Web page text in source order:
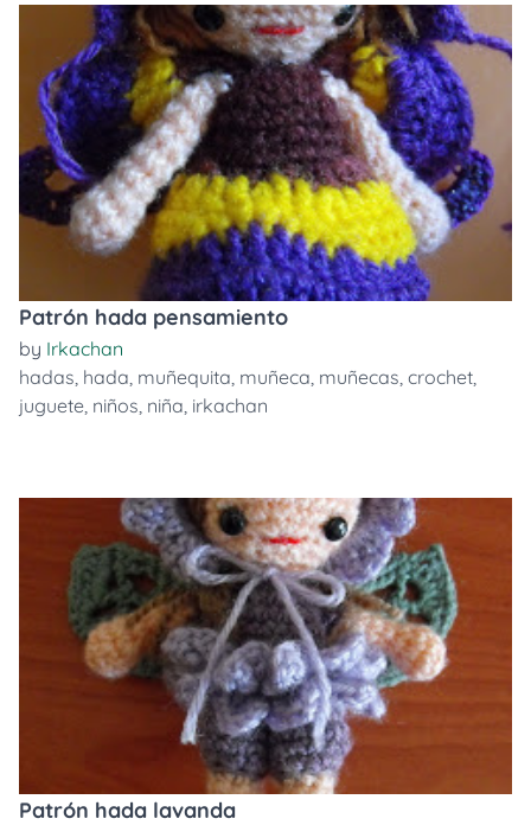
Patrón hada pensamiento
by Irkachan
hadas, hada, muñequita, muñeca, muñecas, crochet,
juguete, niños, niña, irkachan
Patrón hada lavanda